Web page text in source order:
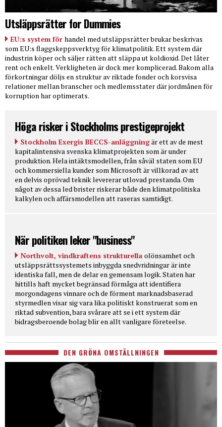
Utsläppsrätter for Dummies
EU:s system för handel med utsläppsrätter brukar beskrivas
som EU:s flaggskeppsverktyg för klimatpolitik. Ett system där
industrin köper och säljer rätten att släppa ut koldioxid. Det låter
rent och enkelt. Verkligheten är dock mer komplicerad. Bakom alla
förkortningar döljs en struktur av riktade fonder och korsvisa
relationer mellan branscher och medlemsstater där jordmånen för
korruption har optimerats.
Höga risker i Stockholms prestigeprojekt
Stockholm Exergis BECCS-anläggningär ett av de mest
kapitalintensiva svenska klimatprojekten som är under
produktion. Hela intäktsmodellen, från såväl staten som EU
och kommersiella kunder som Microsoft är villkorad av att
en delvis oprövad teknik levererar utlovad prestanda. Om
något av dessa led brister riskerar både den klimatpolitiska
kalkylen och affärsmodellen att raseras samtidigt.
När politiken leker "business"
Northvolt, vindkraftens strukturella olönsamhet och
utsläppsrättssystemets inbyggda snedvridningar är inte
identiska fall, men de delar en gemensam logik. Staten har
hittills haft mycket begränsad förmåga att identifiera
morgondagens vinnare och de förment marknadsbaserad
styrmedlen visar sig vara lika politiskt konstruerat som en
riktad subvention, bara svårare att se i ett system där
bidragsberoende bolag blir en allt vanligare företeelse.
DEN GRÖNA OMSTÄLLNINGEN